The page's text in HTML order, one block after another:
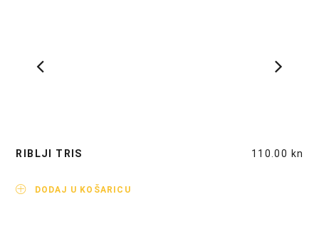
RIBLJI TRIS 110.00 kn
DODAJ U KOŠARICU